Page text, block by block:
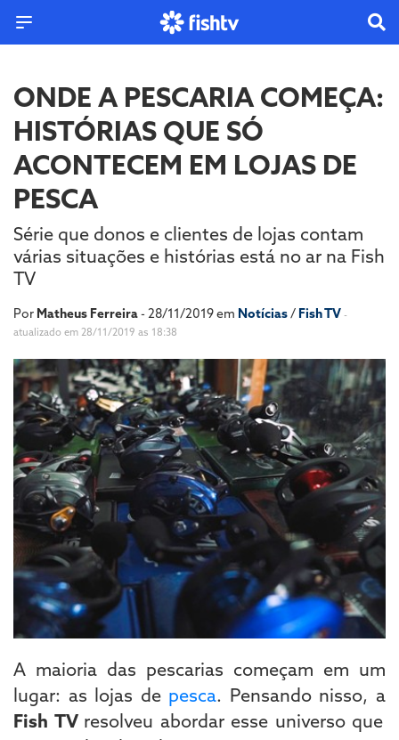
ONDE A PESCARIA COMEÇA:
HISTÓRIAS QUE SÓ
ACONTECEM EM LOJAS DE
PESCA
Série que donos e clientes de lojas contam
várias situações e histórias está no ar na Fish
TV
Por Matheus Ferreira- 28/11/2019 em Notícias/ Fish TV -
atualizado em 28/11/2019 as 18:38
A maioria das pescarias começam em um
lugar: as lojas de pesca. Pensando nisso, a
Fish TV resolveu abordar esse universo que